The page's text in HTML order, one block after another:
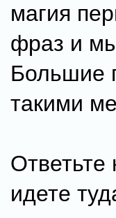
магия
фраз и
Большие
такими
идете